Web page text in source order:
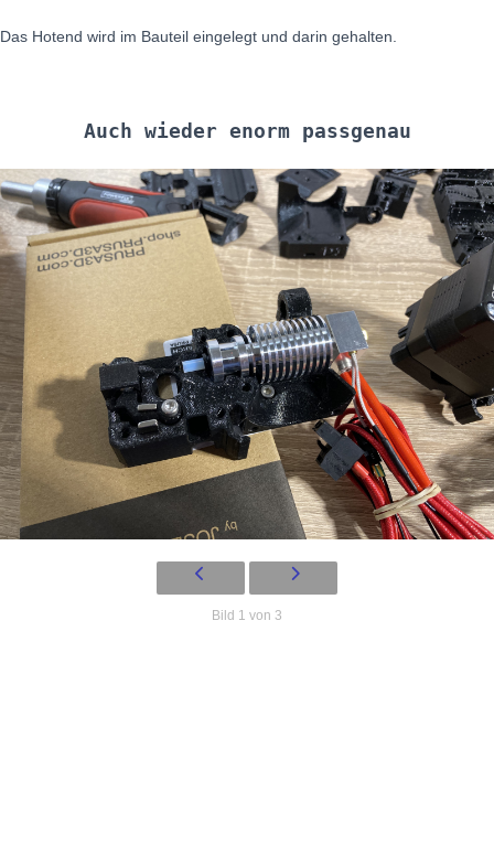
Das Hotend wird im Bauteil eingelegt und darin gehalten.
Auch wieder enorm passgenau
Bild 1 von 3